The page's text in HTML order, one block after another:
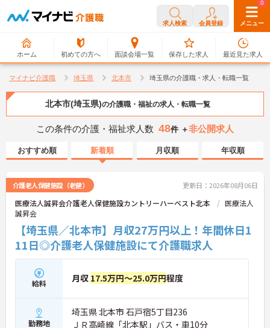
求人検索 会員登録 メニュー
ホーム 初めての方へ 面談会場一覧
0
保存した求人
0
最近見た求人
マイナビ介護職 埼玉県 北本市 埼玉県の介護職・求人・転職一覧
北本市(埼玉県)の介護職・福祉の求人・転職一覧
この条件の介護・福祉求人数 48件 ＋非公開求人
おすすめ順 新着順 月収順 年収順
介護老人保健施設（老健） 更新日：2026年08月06日
医療法人誠昇会介護老人保健施設カントリーハーベスト北本
医療法人
誠昇会
【埼玉県／北本市】月収27万円以上！年間休日1
11日◎介護老人保健施設にて介護職求人
給料 月収 17.5万円～25.0万円程度
勤務地
埼玉県 北本市 石戸宿5丁目236
ＪＲ高崎線「北本駅」バス・車10分